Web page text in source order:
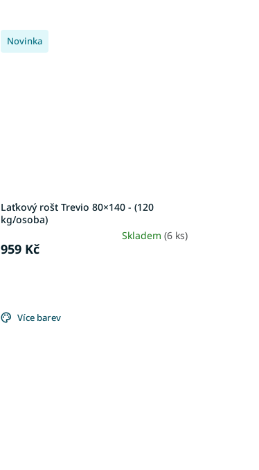
Novinka
Laťkový rošt Trevio 80×140 - (120
kg/osoba)
Skladem (6 ks)
959 Kč
Více barev